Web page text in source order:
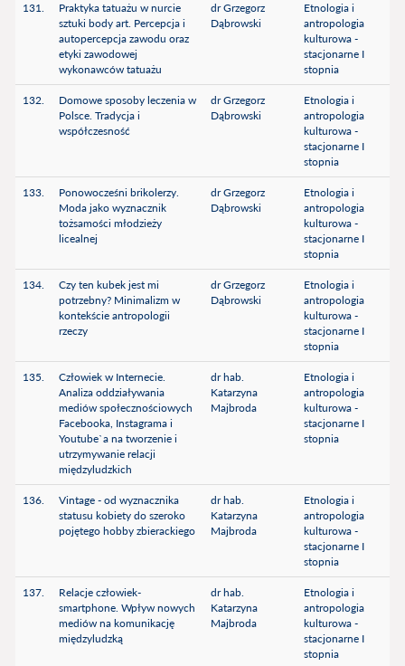
131.
Praktyka tatuażu w nurcie
sztuki body art. Percepcja i
autopercepcja zawodu oraz
etyki zawodowej
wykonawców tatuażu
dr Grzegorz
Dąbrowski
Etnologia i
antropologia
kulturowa -
stacjonarne I
stopnia
132.
Domowe sposoby leczenia w
Polsce. Tradycja i
współczesność
dr Grzegorz
Dąbrowski
Etnologia i
antropologia
kulturowa -
stacjonarne I
stopnia
133.
Ponowocześni brikolerzy.
Moda jako wyznacznik
tożsamości młodzieży
licealnej
dr Grzegorz
Dąbrowski
Etnologia i
antropologia
kulturowa -
stacjonarne I
stopnia
134.
Czy ten kubek jest mi
potrzebny? Minimalizm w
kontekście antropologii
rzeczy
dr Grzegorz
Dąbrowski
Etnologia i
antropologia
kulturowa -
stacjonarne I
stopnia
135.
Człowiek w Internecie.
Analiza oddziaływania
mediów społecznościowych
Facebooka, Instagrama i
Youtube`a na tworzenie i
utrzymywanie relacji
międzyludzkich
dr hab.
Katarzyna
Majbroda
Etnologia i
antropologia
kulturowa -
stacjonarne I
stopnia
136.
Vintage - od wyznacznika
statusu kobiety do szeroko
pojętego hobby zbierackiego
dr hab.
Katarzyna
Majbroda
Etnologia i
antropologia
kulturowa -
stacjonarne I
stopnia
137.
Relacje człowiek-
smartphone. Wpływ nowych
mediów na komunikację
międzyludzką
dr hab.
Katarzyna
Majbroda
Etnologia i
antropologia
kulturowa -
stacjonarne I
stopnia